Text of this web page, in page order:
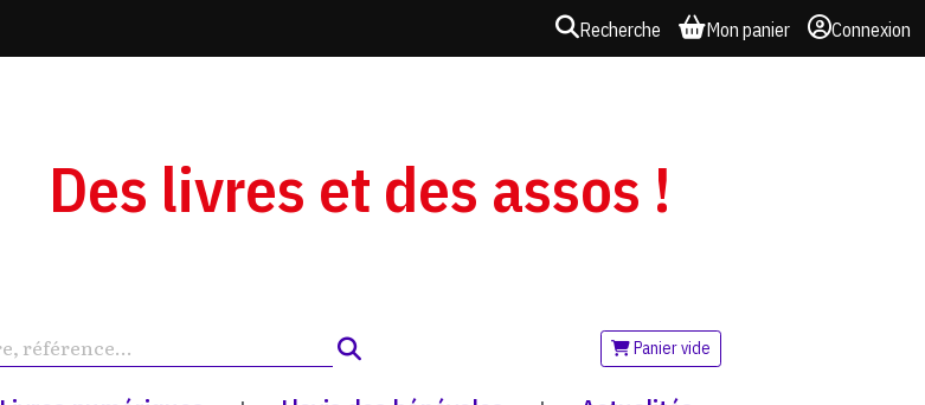
Recherche Mon panier Connexion
Des livres et des assos !
Panier vide